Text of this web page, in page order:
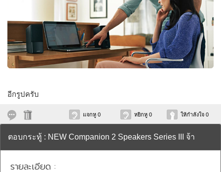
อีกรูปครับ
แจกหู 0 หยิกหู 0 ให้กำลังใจ 0
ตอบกระทู้ : NEW Companion 2 Speakers Series III จ้า
รายละเอียด :